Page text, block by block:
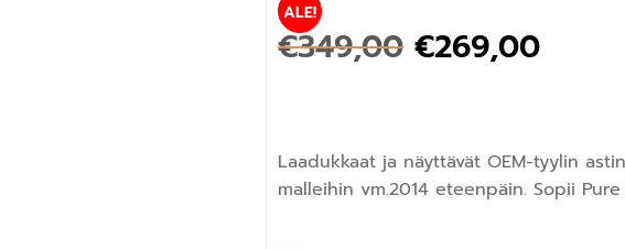
ALE!
€349,00 €269,00
Laadukkaat ja näyttävät OEM-tyylin
malleihin vm.2014 eteenpäin. Sopii